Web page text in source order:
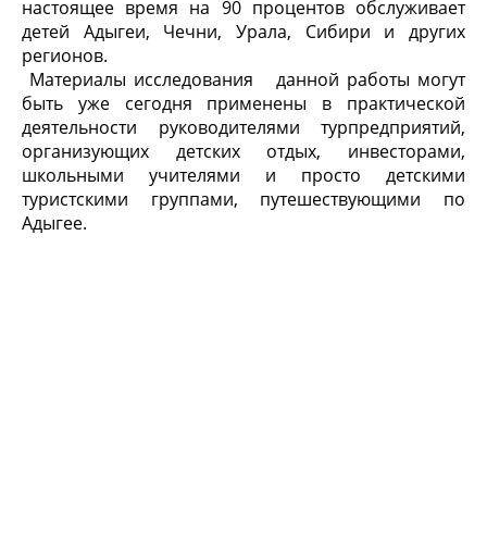
настоящее время на 90 процентов обслуживает
детей Адыгеи, Чечни, Урала, Сибири и других
регионов.
Материалы исследования данной работы могут
быть уже сегодня применены в практической
деятельности руководителями турпредприятий,
организующих детских отдых, инвесторами,
школьными учителями и просто детскими
туристскими группами, путешествующими по
Адыгее.